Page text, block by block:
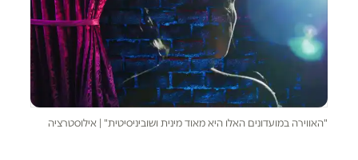
"האווירה במועדונים האלו היא מאוד מינית ושוביניסיטית" | אילוסטרציה